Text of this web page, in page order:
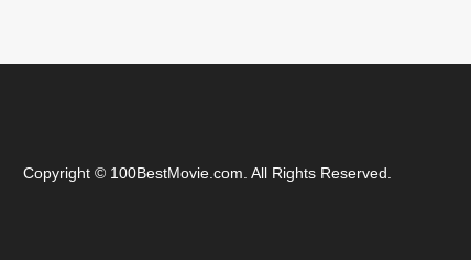
Copyright © 100BestMovie.com . All Rights Reserved.